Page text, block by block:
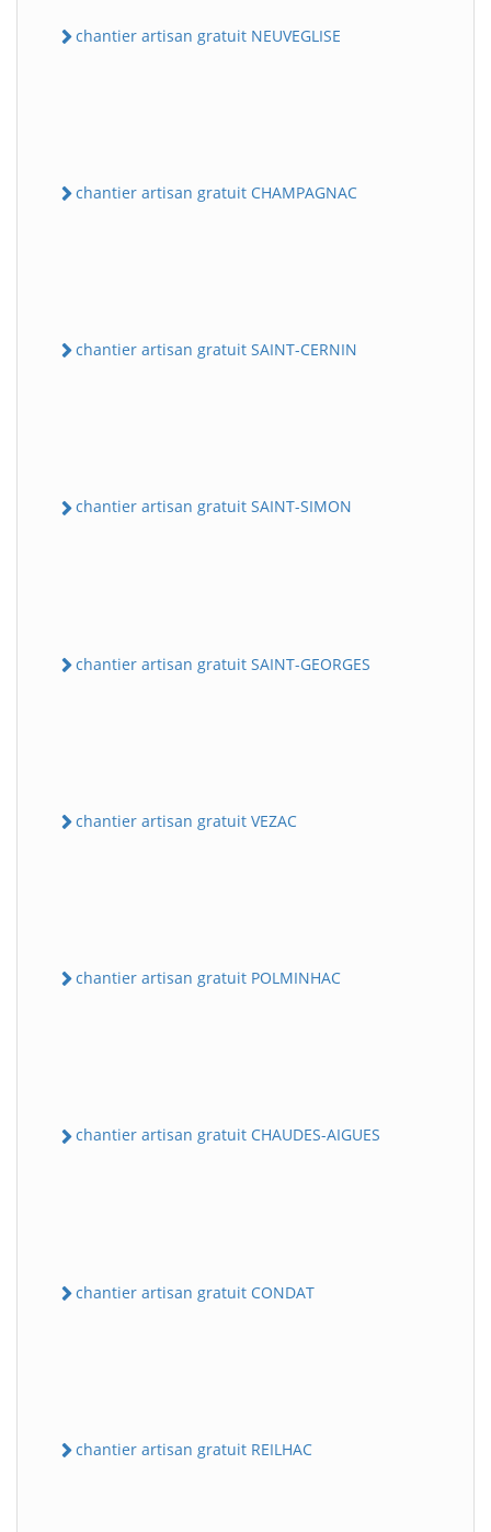
chantier artisan gratuit NEUVEGLISE
chantier artisan gratuit CHAMPAGNAC
chantier artisan gratuit SAINT-CERNIN
chantier artisan gratuit SAINT-SIMON
chantier artisan gratuit SAINT-GEORGES
chantier artisan gratuit VEZAC
chantier artisan gratuit POLMINHAC
chantier artisan gratuit CHAUDES-AIGUES
chantier artisan gratuit CONDAT
chantier artisan gratuit REILHAC